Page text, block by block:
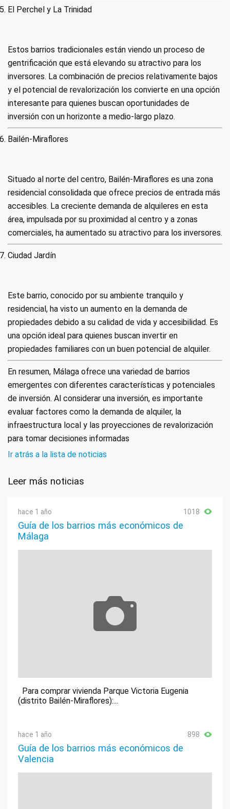
El Perchel y La Trinidad
Estos barrios tradicionales están viendo un proceso de
gentrificación que está elevando su atractivo para los
inversores. La combinación de precios relativamente bajos
y el potencial de revalorización los convierte en una opción
interesante para quienes buscan oportunidades de
inversión con un horizonte a medio-largo plazo.
Bailén-Miraflores
Situado al norte del centro, Bailén-Miraflores es una zona
residencial consolidada que ofrece precios de entrada más
accesibles. La creciente demanda de alquileres en esta
área, impulsada por su proximidad al centro y a zonas
comerciales, ha aumentado su atractivo para los inversores.
Ciudad Jardín
Este barrio, conocido por su ambiente tranquilo y
residencial, ha visto un aumento en la demanda de
propiedades debido a su calidad de vida y accesibilidad. Es
una opción ideal para quienes buscan invertir en
propiedades familiares con un buen potencial de alquiler.
En resumen, Málaga ofrece una variedad de barrios
emergentes con diferentes características y potenciales
de inversión. Al considerar una inversión, es importante
evaluar factores como la demanda de alquiler, la
infraestructura local y las proyecciones de revalorización
para tomar decisiones informadas
Ir atrás a la lista de noticias
Leer más noticias
hace 1 año 1018
Guía de los barrios más económicos de
Málaga
Para comprar vivienda Parque Victoria Eugenia
(distrito Bailén-Miraflores):...
hace 1 año 898
Guía de los barrios más económicos de
Valencia